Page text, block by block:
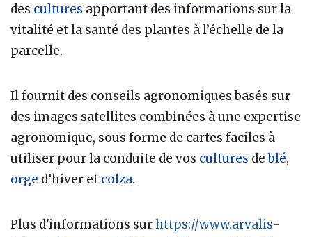
des cultures apportant des informations sur la
vitalité et la santé des plantes à l’échelle de la
parcelle.
Il fournit des conseils agronomiques basés sur
des images satellites combinées à une expertise
agronomique, sous forme de cartes faciles à
utiliser pour la conduite de vos cultures deblé,
orge d’hiver et colza.
Plus d'informations surhttps://www.arvalis-